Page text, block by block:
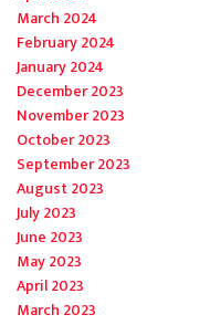
March 2024
February 2024
January 2024
December 2023
November 2023
October 2023
September 2023
August 2023
July 2023
June 2023
May 2023
April 2023
March 2023